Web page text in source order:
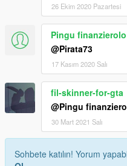
26 Ekim 2020 Pazartesi
Pingu finanzierolo
@Pirata73
17 Kasım 2020 Salı
fil-skinner-for-gta
@Pingu
30 Mart 2021 Salı
Sohbete katılın! Yorum